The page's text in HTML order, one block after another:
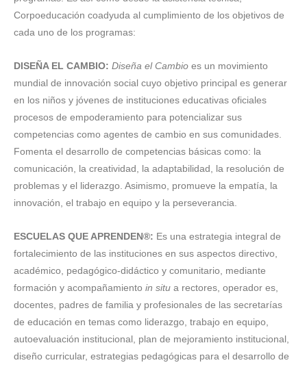
Corpoeducación coadyuda al cumplimiento de los objetivos de
cada uno de los programas:
DISEÑA EL CAMBIO: Diseña el Cambio es un movimiento
mundial de innovación social cuyo objetivo principal es generar
en los niños y jóvenes de instituciones educativas oficiales
procesos de empoderamiento para potencializar sus
competencias como agentes de cambio en sus comunidades.
Fomenta el desarrollo de competencias básicas como: la
comunicación, la creatividad, la adaptabilidad, la resolución de
problemas y el liderazgo. Asimismo, promueve la empatía, la
innovación, el trabajo en equipo y la perseverancia.
ESCUELAS QUE APRENDEN®: Es una estrategia integral de
fortalecimiento de las instituciones en sus aspectos directivo,
académico, pedagógico-didáctico y comunitario, mediante
formación y acompañamiento in situ a rectores, operador es,
docentes, padres de familia y profesionales de las secretarías
de educación en temas como liderazgo, trabajo en equipo,
autoevaluación institucional, plan de mejoramiento institucional,
diseño curricular, estrategias pedagógicas para el desarrollo de